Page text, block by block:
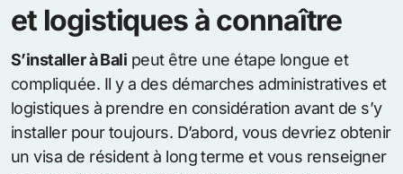
et logistiques à connaître
S’installer à Bali peut être une étape longue et
compliquée. Il y a des démarches administratives et
logistiques à prendre en considération avant de s’y
installer pour toujours. D’abord, vous devriez obtenir
un visa de résident à long terme et vous renseigner